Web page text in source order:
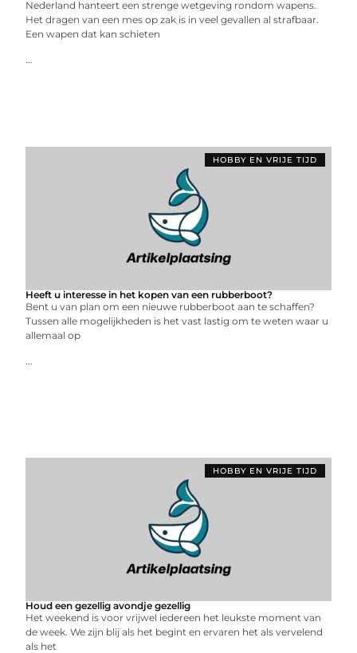
Nederland hanteert een strenge wetgeving rondom wapens.
Het dragen van een mes op zak is in veel gevallen al strafbaar.
Een wapen dat kan schieten
...
HOBBY EN VRIJE TIJD
Heeft u interesse in het kopen van een rubberboot?
Bent u van plan om een nieuwe rubberboot aan te schaffen?
Tussen alle mogelijkheden is het vast lastig om te weten waar u
allemaal op
...
HOBBY EN VRIJE TIJD
Houd een gezellig avondje gezellig
Het weekend is voor vrijwel iedereen het leukste moment van
de week. We zijn blij als het begint en ervaren het als vervelend
als het